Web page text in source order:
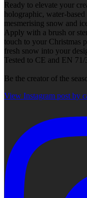
Ready to elevate your
holographic, water-
mesmerising snow and
Apply with a brush or
touch to your Christmas
fresh snow into your
Tested to CE and EN
Be the creator of the
View Instagram post by